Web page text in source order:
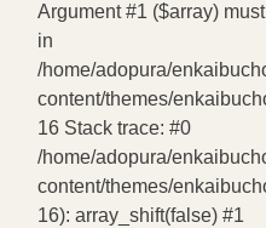
Argument #1 ($array)
in
/home/adopura/
content/themes/
16 Stack trace: #0
/home/adopura/
content/themes/
16): array_shift(false) #1